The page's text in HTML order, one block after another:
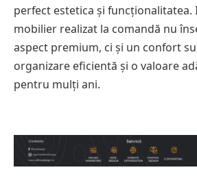
perfect estetica și
mobilier realizat la comandă nu
aspect premium, ci și un confort
organizare eficientă și o valoare
pentru mulți ani.